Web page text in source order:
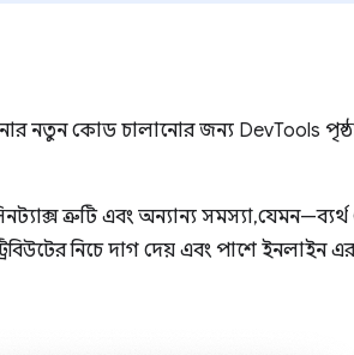
নতুন কোড চালানোর জন্য DevTools
ত্রুটি এবং অন্যান্য সমস্যা, যেমন—ব্যর্থ
নিচে দাগ দেয় এবং পাশে ইনলাইন